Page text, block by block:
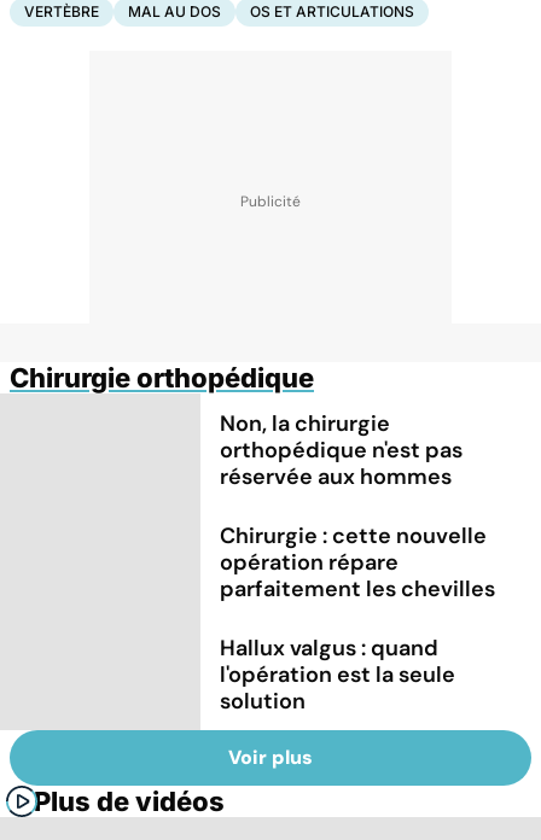
VERTÈBRE
MAL AU DOS OS ET ARTICULATIONS
Chirurgie orthopédique
Non, la chirurgie
orthopédique n'est pas
réservée aux hommes
Chirurgie : cette nouvelle
opération répare
parfaitement les chevilles
Hallux valgus : quand
l'opération est la seule
solution
Voir plus
Plus de vidéos